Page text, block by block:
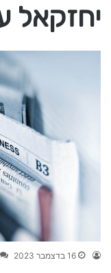
יחזקאל
16 בדצמבר 2023